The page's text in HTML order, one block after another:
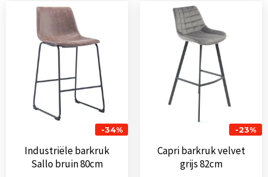
-34%
Industriële barkruk
Sallo bruin 80cm
Oorspronkelijke
prijs
was:
€ 135,00.
-23%
Capri barkruk velvet
grijs 82cm
prijs
was:
€ 155,00.